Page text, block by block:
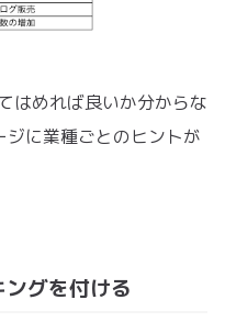
はめれば良いか分からな
に業種ごとのヒントが
グを付ける